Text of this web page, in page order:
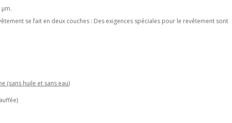
μm.
se fait en deux couches : Des exigences spéciales pour le revêtement sont
(sans huile et sans eau)